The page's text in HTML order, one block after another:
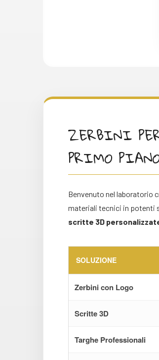
ZERBINI
PRIMO
Benvenuto nel laboratorio
materiali tecnici in potenti
scritte 3D
SOLUZIONE
Zerbini con Logo
Scritte 3D
Targhe Professionali